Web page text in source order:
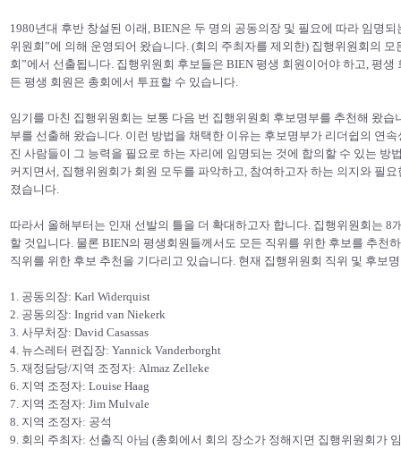
1980년대 후반 창설된 이래, BIEN은 두 명의 공동의장 및 필요에 따라 임명
위원회”에 의해 운영되어 왔습니다. (회의 주최자를 제외한) 집행위원회의
회”에서 선출됩니다. 집행위원회 후보들은 BIEN 평생 회원이어야 하고, 평
든 평생 회원은 총회에서 투표할 수 있습니다.
임기를 마친 집행위원회는 보통 다음 번 집행위원회 후보명부를 추천해 왔
부를 선출해 왔습니다. 이런 방법을 채택한 이유는 후보명부가 리더쉽의 연
진 사람들이 그 능력을 필요로 하는 자리에 임명되는 것에 합의할 수 있는 방
커지면서, 집행위원회가 회원 모두를 파악하고, 참여하고자 하는 의지와 필
졌습니다.
따라서 올해부터는 인재 선발의 틀을 더 확대하고자 합니다. 집행위원회는 8
할 것입니다. 물론 BIEN의 평생회원들께서도 모든 직위를 위한 후보를 추천
직위를 위한 후보 추천을 기다리고 있습니다. 현재 집행위원회 직위 및 후보
1. 공동의장: Karl Widerquist
2. 공동의장: Ingrid van Niekerk
3. 사무처장: David Casassas
4. 뉴스레터 편집장: Yannick Vanderborght
5. 재정담당/지역 조정자: Almaz Zelleke
6. 지역 조정자: Louise Haag
7. 지역 조정자: Jim Mulvale
8. 지역 조정자: 공석
9. 회의 주최자: 선출직 아님 (총회에서 회의 장소가 정해지면 집행위원회가